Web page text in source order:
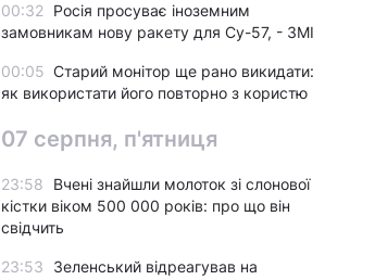
00:32
Росія просуває іноземним
замовникам нову ракету для Су-57, - ЗМІ
00:05 Старий монітор ще рано викидати:
як використати його повторно з користю
07 серпня, п'ятниця
23:58
Вчені знайшли молоток зі слонової
кістки віком 500 000 років: про що він
свідчить
23:53
Зеленський відреагував на